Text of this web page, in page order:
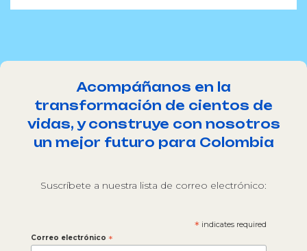
Acompáñanos en la
transformación de cientos de
vidas, y construye con nosotros
un mejor futuro para Colombia
Suscríbete a nuestra lista de correo electrónico:
*indicates required
Correo electrónico *